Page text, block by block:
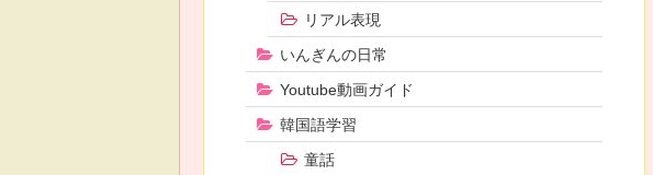
リアル表現
いんぎんの日常
Youtube動画ガイド
韓国語学習
童話